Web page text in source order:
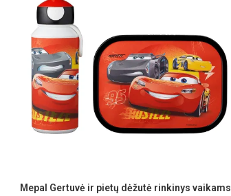
Mepal Gertuvė ir pietų dėžutė rinkinys vaikams